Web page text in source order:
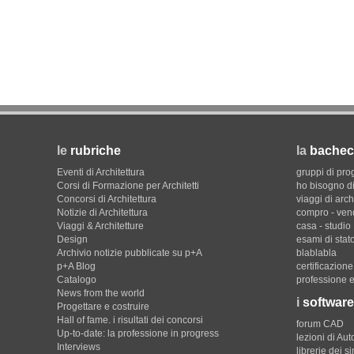
le rubriche
Eventi di Architettura
Corsi di Formazione per Architetti
Concorsi di Architettura
Notizie di Architettura
Viaggi & Architetture
Design
Archivio notizie pubblicate su p+A
p+A Blog
Catalogo
News from the world
Progettare e costruire
Hall of fame. i risultati dei concorsi
Up-to-date: la professione in progress
Interviews
la
gruppi di
ho bisogno
viaggi di
compro -
casa - studio
esami di stato
blablabla
professione
i software
forum CAD
lezioni di
librerie dei